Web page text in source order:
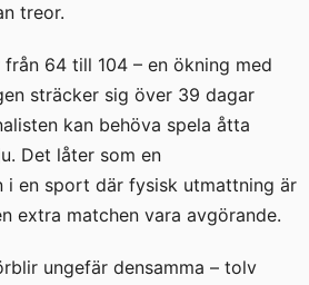
treor.
64 till 104 – en ökning med
sträcker sig över 39 dagar
kan behöva spela åtta
Det låter som en
i en sport där fysisk utmattning är
extra matchen vara avgörande.
ungefär densamma – tolv